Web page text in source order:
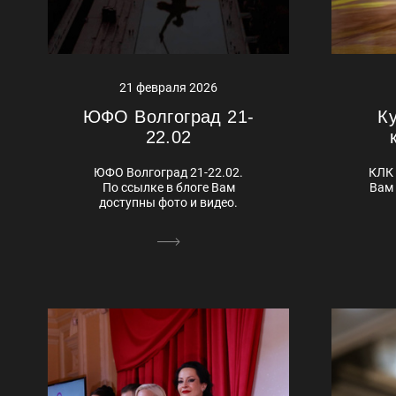
21 февраля 2026
ЮФО Волгоград 21-
22.02
ЮФО Волгоград 21-22.02.
По ссылке в блоге Вам
доступны фото и видео.
КЛК
Вам